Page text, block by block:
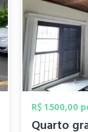
R$ 1.500,00